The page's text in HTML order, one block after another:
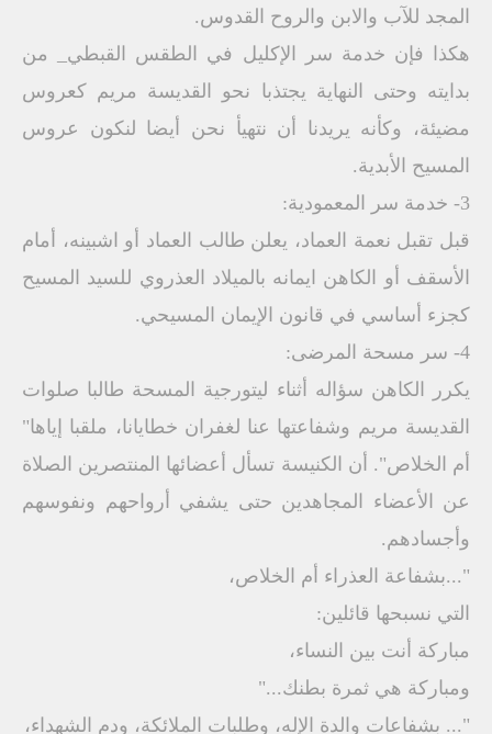
المجد للآب والابن والروح القدوس.
هكذا فإن خدمة سر الإكليل في الطقس القبطي_ من
بدايته وحتى النهاية يجتذبا نحو القديسة مريم كعروس
مضيئة، وكأنه يريدنا أن نتهيأ نحن أيضا لنكون عروس
المسيح الأبدية.
3- خدمة سر المعمودية:
قبل تقبل نعمة العماد، يعلن طالب العماد أو اشبينه، أمام
الأسقف أو الكاهن ايمانه بالميلاد العذروي للسيد المسيح
كجزء أساسي في قانون الإيمان المسيحي.
4- سر مسحة المرضى:
يكرر الكاهن سؤاله أثناء ليتورجية المسحة طالبا صلوات
القديسة مريم وشفاعتها عنا لغفران خطايانا، ملقبا إياها"
أم الخلاص". أن الكنيسة تسأل أعضائها المنتصرين الصلاة
عن الأعضاء المجاهدين حتى يشفي أرواحهم ونفوسهم
وأجسادهم.
"...بشفاعة العذراء أم الخلاص،
التي نسبحها قائلين:
مباركة أنت بين النساء،
ومباركة هي ثمرة بطنك..."
"... بشفاعات والدة الإله، وطلبات الملائكة، ودم الشهداء،